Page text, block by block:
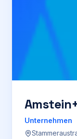
Ratgeber
Preise
Für Firmen
Unternehmen